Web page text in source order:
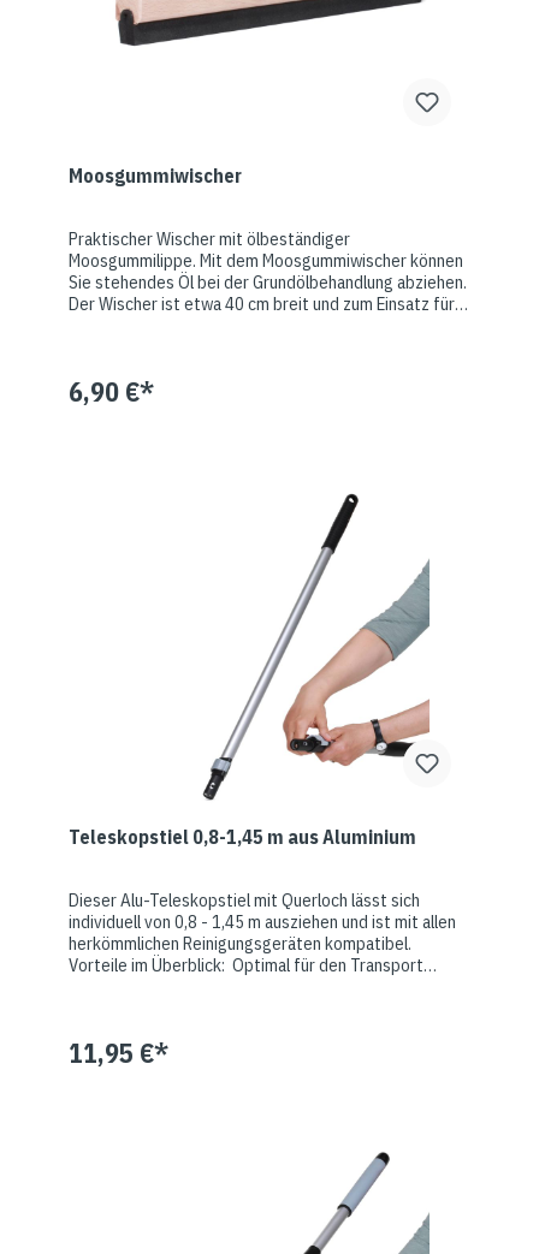
Moosgummiwischer
Praktischer Wischer mit ölbeständiger
Moosgummilippe. Mit dem Moosgummiwischer können
Sie stehendes Öl bei der Grundölbehandlung abziehen.
Der Wischer ist etwa 40 cm breit und zum Einsatz für
6,90 €*
Teleskopstiel 0,8-1,45 m aus Aluminium
Dieser Alu-Teleskopstiel mit Querloch lässt sich
individuell von 0,8 - 1,45 m ausziehen und ist mit allen
herkömmlichen Reinigungsgeräten kompatibel.
Vorteile im Überblick: Optimal für den Transport
Nasswischmoppverschluss Padhalter mit
Stielaufnahme Zur Montage des Teleskopstiels:
wieder nach unten schieben und festschrauben. Nun
ist der Teleskopstiel mit Padhalter einsatzbereit.
11,95 €*